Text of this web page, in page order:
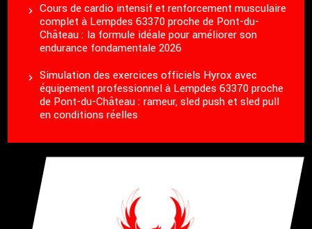
Cours de cardio intensif et renforcement musculaire
complet à Lempdes 63370 proche de Pont-du-
Château : la formule idéale pour améliorer son
endurance fondamentale 2026
Simulation des exercices officiels Hyrox avec
équipement professionnel à Lempdes 63370 proche
de Pont-du-Château : rameur, sled push et sled pull
en conditions réelles